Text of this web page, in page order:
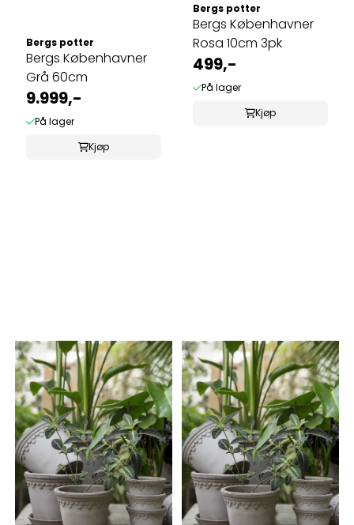
Bergs potter
Bergs Københavner
Grå 60cm
9.999,-
På lager
Kjøp
Bergs potter
Bergs Københavner
Rosa 10cm 3pk
499,-
På lager
Kjøp